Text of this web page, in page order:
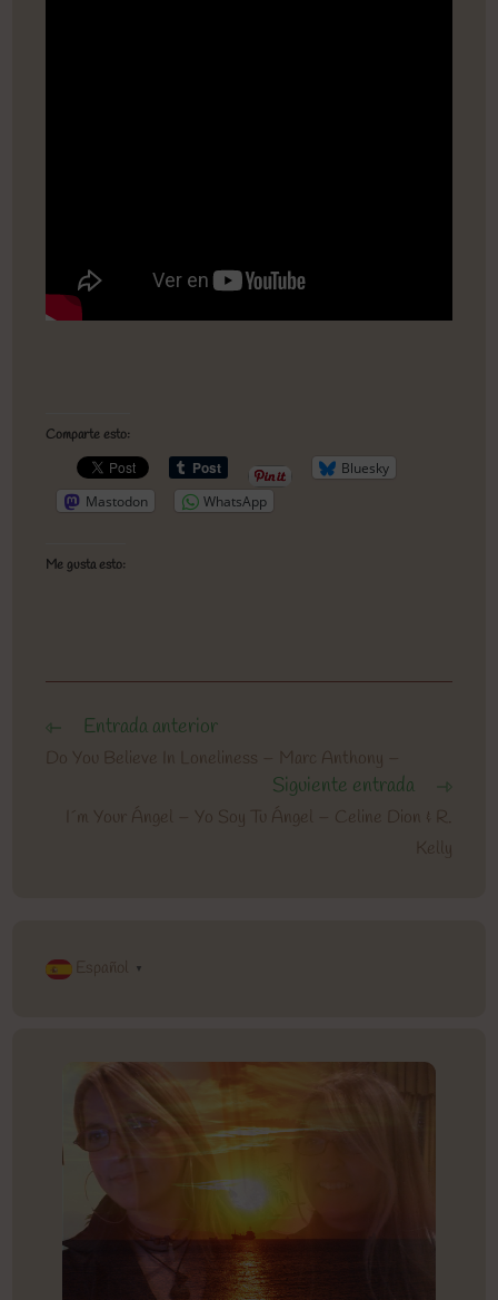
Comparte esto:
Bluesky
Mastodon
WhatsApp
Me gusta esto:
Leer
más
artículos
Entrada anterior
Do You Believe In Loneliness – Marc Anthony –
Siguiente entrada
I´m Your Ángel – Yo Soy Tu Ángel – Celine Dion & R.
Kelly
Español ▼